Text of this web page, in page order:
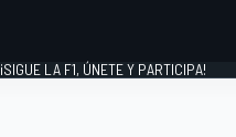
¡SIGUE LA F1, ÚNETE Y PARTICIPA!